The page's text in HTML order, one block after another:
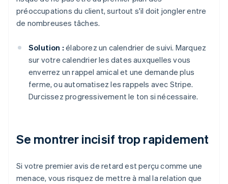
préoccupations du client, surtout s'il doit jongler entre
de nombreuses tâches.
Solution : élaborez un calendrier de suivi. Marquez
sur votre calendrier les dates auxquelles vous
enverrez un rappel amical et une demande plus
ferme, ou automatisez les rappels avec Stripe.
Durcissez progressivement le ton si nécessaire.
Se montrer incisif trop rapidement
Si votre premier avis de retard est perçu comme une
menace, vous risquez de mettre à mal la relation que